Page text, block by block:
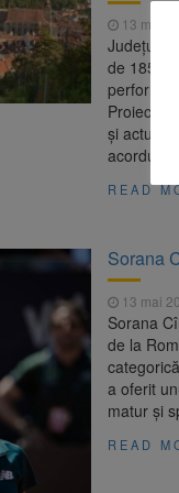
13 mai
Județul
de 185
Proiectul
și
READ
Sorana
13 mai
Sorana
de la
a oferit
matur și
READ